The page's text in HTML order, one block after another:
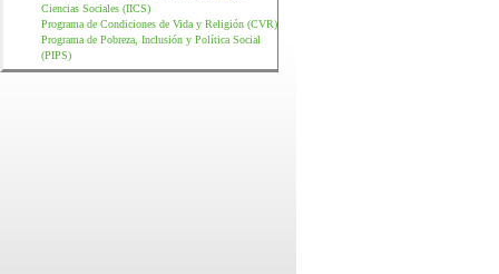
Ciencias Sociales (IICS)
Programa de Condiciones de Vida y Religión (CVR)
Programa de Pobreza, Inclusión y Política Social
(PIPS)